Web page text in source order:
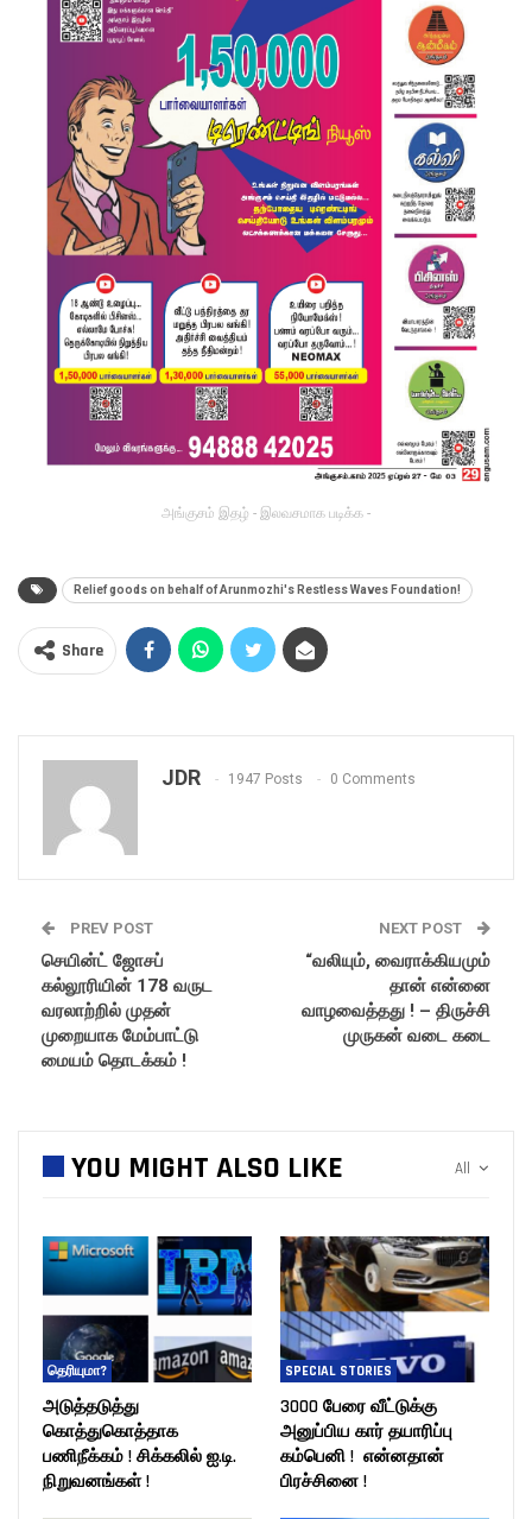
அங்குசம் இதழ் - இலவசமாக படிக்க -
Relief goods on behalf of Arunmozhi's Restless Waves Foundation!
Share
JDR 1947 Posts 0 Comments
PREV POST
செயின்ட் ஜோசப்
கல்லூரியின் 178 வருட
வரலாற்றில் முதன்
முறையாக மேம்பாட்டு
மையம் தொடக்கம் !
NEXT POST
“வலியும், வைராக்கியமும்
தான் என்னை
வாழவைத்தது ! – திருச்சி
முருகன் வடை கடை
All
YOU MIGHT ALSO LIKE
தெரியுமா?
அடுத்தடுத்து
கொத்துகொத்தாக
பணிநீக்கம் ! சிக்கலில் ஐ.டி.
நிறுவனங்கள் !
SPECIAL STORIES
3000 பேரை வீட்டுக்கு
அனுப்பிய கார் தயாரிப்பு
கம்பெனி ! என்னதான்
பிரச்சினை !